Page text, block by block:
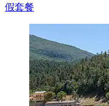
假套餐